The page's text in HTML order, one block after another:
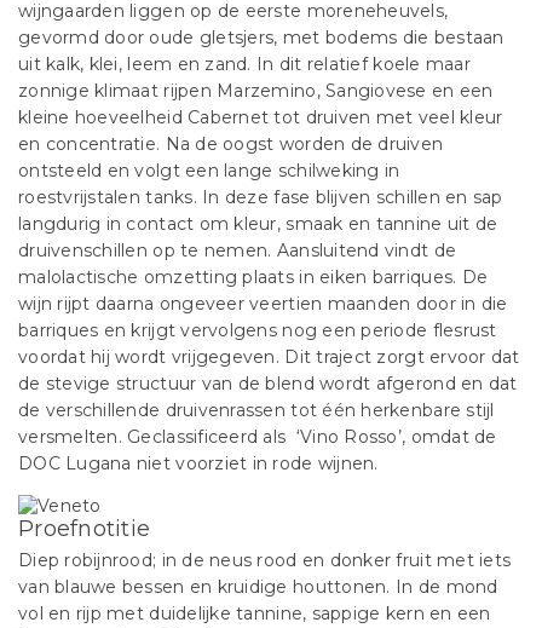
wijngaarden liggen op de eerste moreneheuvels,
gevormd door oude gletsjers, met bodems die bestaan
uit kalk, klei, leem en zand. In dit relatief koele maar
zonnige klimaat rijpen Marzemino, Sangiovese en een
kleine hoeveelheid Cabernet tot druiven met veel kleur
en concentratie. Na de oogst worden de druiven
ontsteeld en volgt een lange schilweking in
roestvrijstalen tanks. In deze fase blijven schillen en sap
langdurig in contact om kleur, smaak en tannine uit de
druivenschillen op te nemen. Aansluitend vindt de
malolactische omzetting plaats in eiken barriques. De
wijn rijpt daarna ongeveer veertien maanden door in die
barriques en krijgt vervolgens nog een periode flesrust
voordat hij wordt vrijgegeven. Dit traject zorgt ervoor dat
de stevige structuur van de blend wordt afgerond en dat
de verschillende druivenrassen tot één herkenbare stijl
versmelten. Geclassificeerd als ‘Vino Rosso’, omdat de
DOC Lugana niet voorziet in rode wijnen.
Proefnotitie
Diep robijnrood; in de neus rood en donker fruit met iets
van blauwe bessen en kruidige houttonen. In de mond
vol en rijp met duidelijke tannine, sappige kern en een